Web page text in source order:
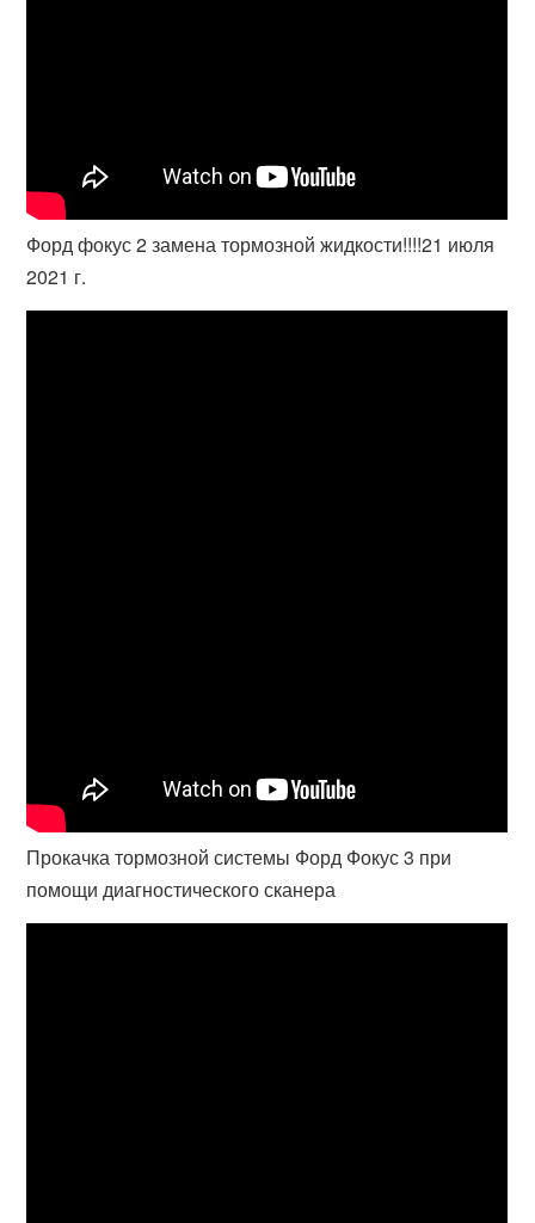
Форд фокус 2 замена тормозной жидкости!!!!21 июля
2021 г.
Прокачка тормозной системы Форд Фокус 3 при
помощи диагностического сканера